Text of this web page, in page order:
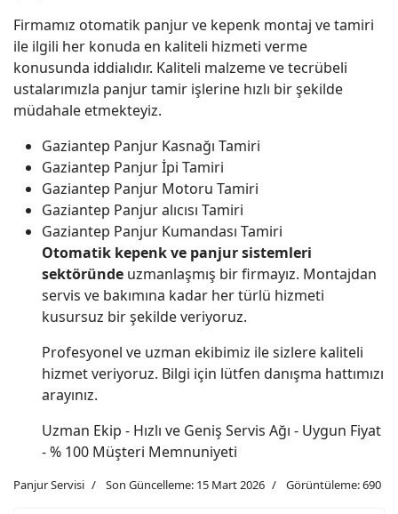
Firmamız otomatik panjur ve kepenk montaj ve tamiri
ile ilgili her konuda en kaliteli hizmeti verme
konusunda iddialıdır. Kaliteli malzeme ve tecrübeli
ustalarımızla panjur tamir işlerine hızlı bir şekilde
müdahale etmekteyiz.
Gaziantep Panjur Kasnağı Tamiri
Gaziantep Panjur İpi Tamiri
Gaziantep Panjur Motoru Tamiri
Gaziantep Panjur alıcısı Tamiri
Gaziantep Panjur Kumandası Tamiri
Otomatik kepenk ve panjur sistemleri
sektöründe uzmanlaşmış bir firmayız. Montajdan
servis ve bakımına kadar her türlü hizmeti
kusursuz bir şekilde veriyoruz.
Profesyonel ve uzman ekibimiz ile sizlere kaliteli
hizmet veriyoruz. Bilgi için lütfen danışma hattımızı
arayınız.
Uzman Ekip - Hızlı ve Geniş Servis Ağı - Uygun Fiyat
- % 100 Müşteri Memnuniyeti
Panjur Servisi Son Güncelleme: 15 Mart 2026 Görüntüleme: 690